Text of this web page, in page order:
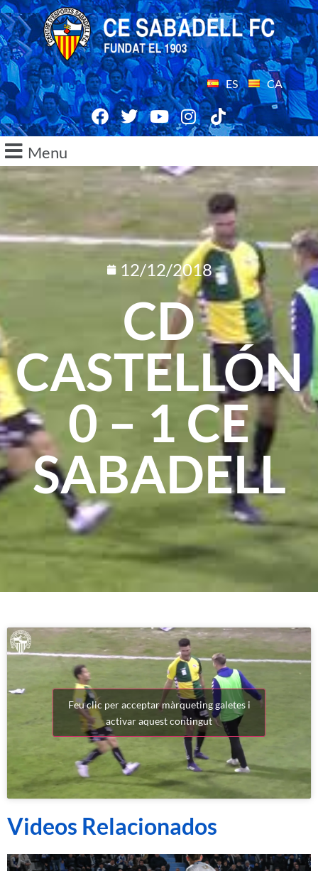
ES CA
Menu
12/12/2018
CD
CASTELLÓN
0 – 1 CE
SABADELL
Feu clic per acceptar màrqueting galetes i
activar aquest contingut
Videos Relacionados